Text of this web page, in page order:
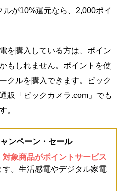
が10%還元なら、2,000ポイ
を購入している方は、ポイン
もしれません。ポイントを使
クルを購入できます。ビック
販「ビックカメラ.com」でも
。
ンペーン・セール
対象商品がポイントサービス
す。生活感電やデジタル家電